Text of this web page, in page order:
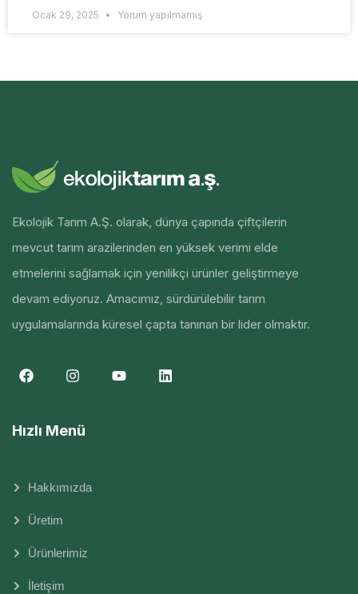
Ocak 29, 2025 Yorum yapılmamış
Ekolojik Tarım A.Ş. olarak, dünya çapında çiftçilerin
mevcut tarım arazilerinden en yüksek verimi elde
etmelerini sağlamak için yenilikçi ürünler geliştirmeye
devam ediyoruz. Amacımız, sürdürülebilir tarım
uygulamalarında küresel çapta tanınan bir lider olmaktır.
Hızlı Menü
Hakkımızda
Üretim
Ürünlerimiz
İletişim